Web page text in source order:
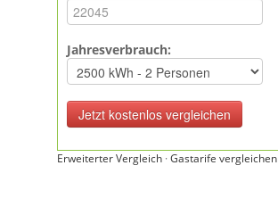
Jahresverbrauch:
Erweiterter Vergleich ·Gastarife vergleichen